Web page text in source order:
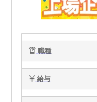
職種
給与